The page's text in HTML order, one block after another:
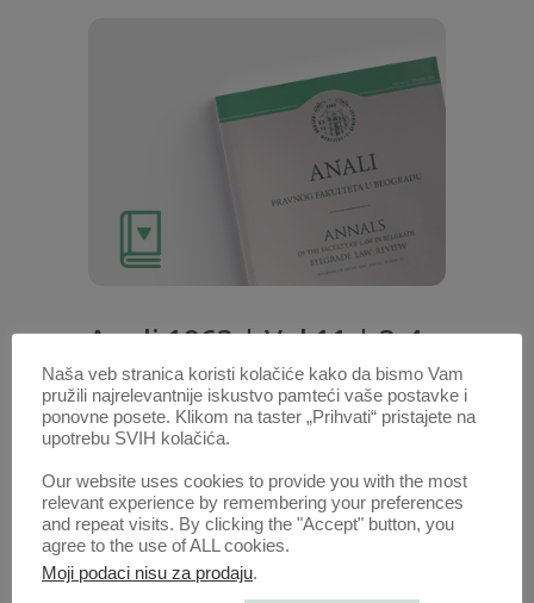
Anali 1963 | Vol 11 | 3-4
Radovi ovog autora u ovoj svesci
POLOŽAJ AUTONOMNE POKRAJINE
SISTEMU JUGOSLAVIJE (PDF)
1. OKT. 2020.
Naša veb stranica koristi kolačiće kako da bismo Vam
pružili najrelevantnije iskustvo pamteći vaše postavke i
ponovne posete. Klikom na taster „Prihvati“ pristajete na
upotrebu SVIH kolačića.
Our website uses cookies to provide you with the most
relevant experience by remembering your preferences
and repeat visits. By clicking the "Accept" button, you
agree to the use of ALL cookies.
Moji podaci nisu za prodaju.